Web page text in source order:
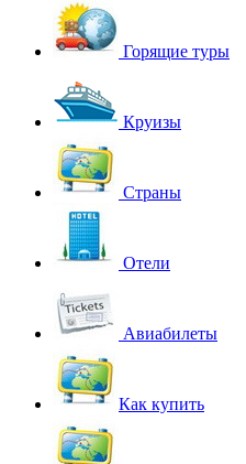
Горящие туры
Круизы
Страны
Отели
Авиабилеты
Как купить